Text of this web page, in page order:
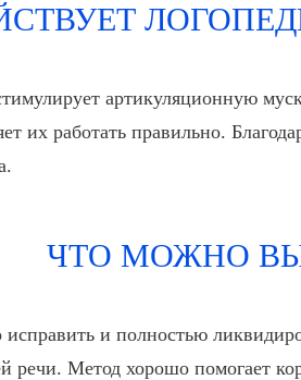
артикуляционную
их работать правильно.
ЧТО МОЖНО
и полностью
речи. Метод хорошо помогает